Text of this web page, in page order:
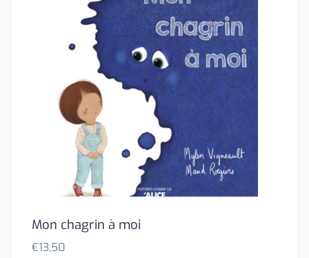
Mon chagrin à moi
€13,50